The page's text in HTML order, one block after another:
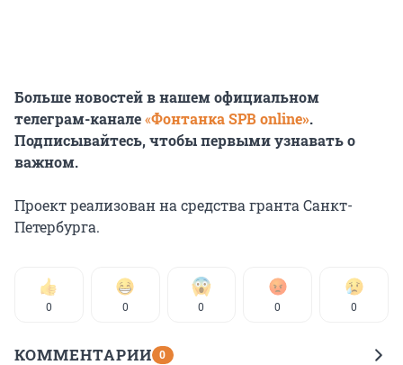
Больше новостей в нашем официальном
телеграм-канале«Фонтанка SPB online».
Подписывайтесь, чтобы первыми узнавать о
важном.
Проект реализован на средства гранта Санкт-
Петербурга.
0 0 0 0 0
КОММЕНТАРИИ 0